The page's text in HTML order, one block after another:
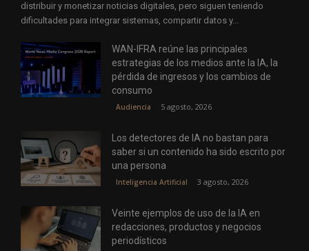
distribuir y monetizar noticias digitales, pero siguen teniendo
dificultades para integrar sistemas, compartir datos y...
WAN-IFRA reúne las principales
estrategias de los medios ante la IA, la
pérdida de ingresos y los cambios de
consumo
Audiencia 5 agosto, 2026
Los detectores de IA no bastan para
saber si un contenido ha sido escrito por
una persona
Inteligencia Artificial 3 agosto, 2026
Veinte ejemplos de uso de la IA en
redacciones, productos y negocios
periodísticos